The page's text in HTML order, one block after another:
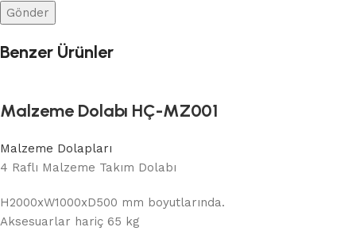
Benzer Ürünler
Malzeme Dolabı HÇ-MZ001
Malzeme Dolapları
4 Raflı Malzeme Takım Dolabı
H2000xW1000xD500 mm boyutlarında.
Aksesuarlar hariç 65 kg